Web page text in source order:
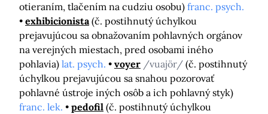
otieraním, tlačením na cudziu osobu) franc. psych.
exhibicionista (č. postihnutý úchylkou
prejavujúcou sa obnažovaním pohlavných orgánov
na verejných miestach, pred osobami iného
pohlavia) lat. psych. voyer /vuajör/ (č. postihnutý
úchylkou prejavujúcou sa snahou pozorovať
pohlavné ústroje iných osôb a ich pohlavný styk)
franc. lek.
pedofil (č. postihnutý úchylkou